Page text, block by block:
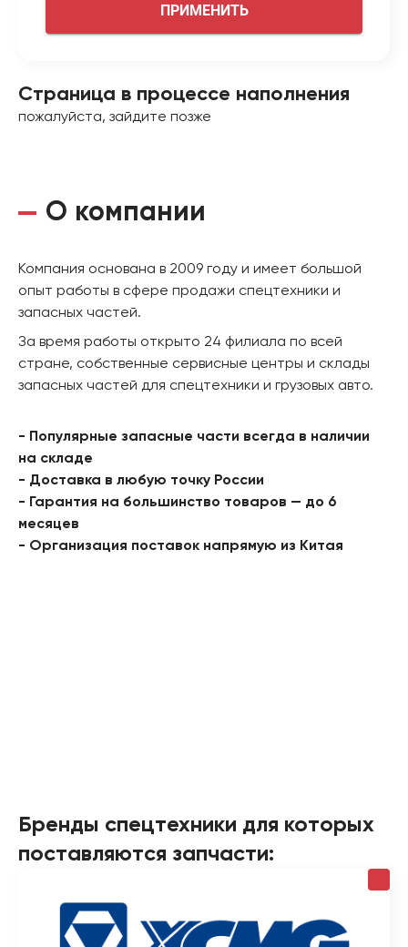
ПРИМЕНИТЬ
Страница в процессе наполнения
пожалуйста, зайдите позже
О компании
Компания основана в 2009 году и имеет большой
опыт работы в сфере продажи спецтехники и
запасных частей.
За время работы открыто 24 филиала по всей
стране, собственные сервисные центры и склады
запасных частей для спецтехники и грузовых авто.
- Популярные запасные части всегда в наличии
на складе
- Доставка в любую точку России
- Гарантия на большинство товаров — до 6
месяцев
- Организация поставок напрямую из Китая
Бренды спецтехники для которых
поставляются запчасти: